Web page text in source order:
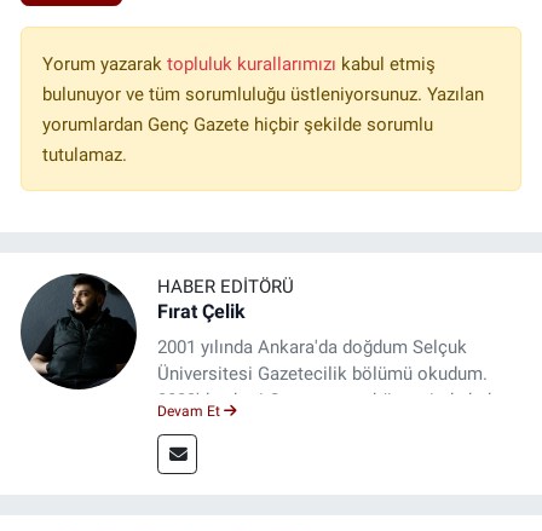
Yorum yazarak topluluk kurallarımızı kabul etmiş
bulunuyor ve tüm sorumluluğu üstleniyorsunuz. Yazılan
yorumlardan Genç Gazete hiçbir şekilde sorumlu
tutulamaz.
HABER EDITÖRÜ
Fırat Çelik
2001 yılında Ankara'da doğdum Selçuk
Üniversitesi Gazetecilik bölümü okudum.
2023'den beri Genç gazete bünyesinde haber
Devam Et